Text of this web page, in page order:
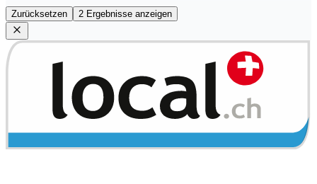
Zurücksetzen 2 Ergebnisse anzeigen